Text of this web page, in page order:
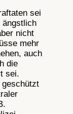
sei
ängstlich
nicht
mehr
auch
die
sei.
geschützt